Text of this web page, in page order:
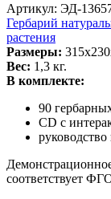
Артикул: ЭД-
Гербарий
растения
Размеры:
Вес: 1,3 кг.
В комплекте:
90
CD c
соответствует